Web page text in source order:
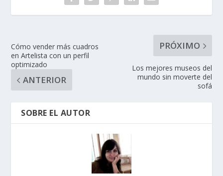
Cómo vender más cuadros
en Artelista con un perfil
optimizado
ANTERIOR
PRÓXIMO
Los mejores museos del
mundo sin moverte del
sofá
SOBRE EL AUTOR